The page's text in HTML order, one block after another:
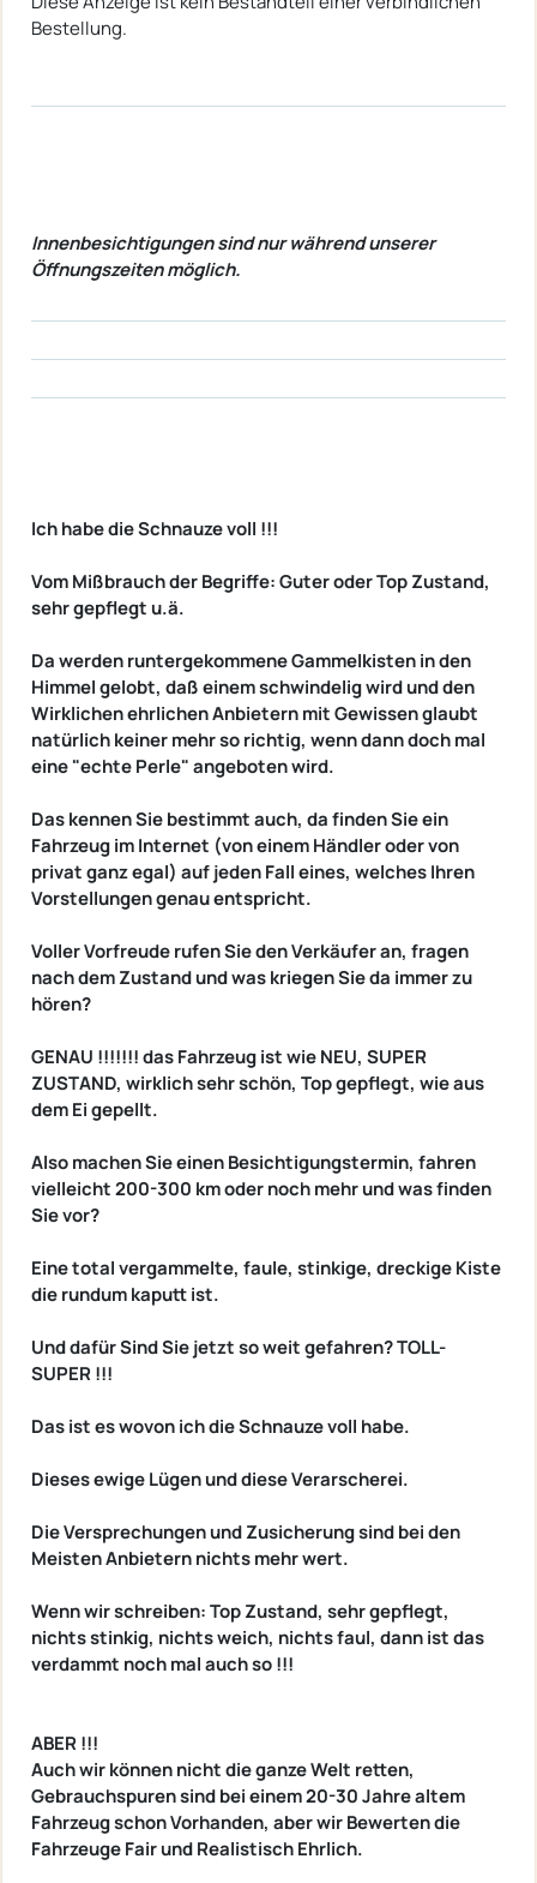
Bestellung.
Innenbesichtigungen sind nur während unserer
Öffnungszeiten möglich.
Ich habe die Schnauze voll !!!
Vom Mißbrauch der Begriffe: Guter oder Top Zustand,
sehr gepflegt u.ä.
Da werden runtergekommene Gammelkisten in den
Himmel gelobt, daß einem schwindelig wird und den
Wirklichen ehrlichen Anbietern mit Gewissen glaubt
natürlich keiner mehr so richtig, wenn dann doch mal
eine "echte Perle" angeboten wird.
Das kennen Sie bestimmt auch, da finden Sie ein
Fahrzeug im Internet (von einem Händler oder von
privat ganz egal) auf jeden Fall eines, welches Ihren
Vorstellungen genau entspricht.
Voller Vorfreude rufen Sie den Verkäufer an, fragen
nach dem Zustand und was kriegen Sie da immer zu
hören?
GENAU !!!!!!! das Fahrzeug ist wie NEU, SUPER
ZUSTAND, wirklich sehr schön, Top gepflegt, wie aus
dem Ei gepellt.
Also machen Sie einen Besichtigungstermin, fahren
vielleicht 200-300 km oder noch mehr und was finden
Sie vor?
Eine total vergammelte, faule, stinkige, dreckige Kiste
die rundum kaputt ist.
Und dafür Sind Sie jetzt so weit gefahren? TOLL-
SUPER !!!
Das ist es wovon ich die Schnauze voll habe.
Dieses ewige Lügen und diese Verarscherei.
Die Versprechungen und Zusicherung sind bei den
Meisten Anbietern nichts mehr wert.
Wenn wir schreiben: Top Zustand, sehr gepflegt,
nichts stinkig, nichts weich, nichts faul, dann ist das
verdammt noch mal auch so !!!
ABER !!!
Auch wir können nicht die ganze Welt retten,
Gebrauchspuren sind bei einem 20-30 Jahre altem
Fahrzeug schon Vorhanden, aber wir Bewerten die
Fahrzeuge Fair und Realistisch Ehrlich.